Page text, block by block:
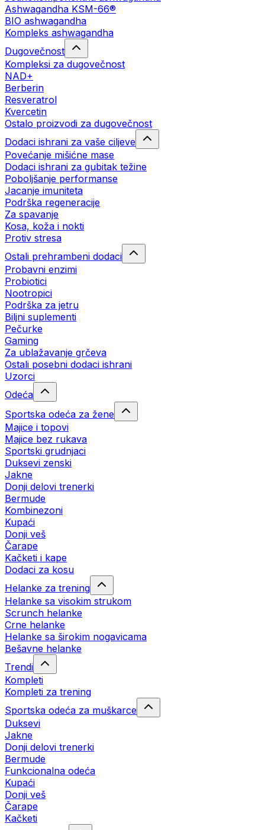
Ashwagandha KSM-66®
BIO ashwagandha
Kompleks ashwagandha
Dugovečnost
Kompleksi za dugovečnost
NAD+
Berberin
Resveratrol
Kvercetin
Ostalo proizvodi za dugovečnost
Dodaci ishrani za vaše ciljeve
Povećanje mišićne mase
Dodaci ishrani za gubitak težine
Poboljšanje performanse
Jacanje imuniteta
Podrška regeneracije
Za spavanje
Kosa, koža i nokti
Protiv stresa
Ostali prehrambeni dodaci
Probavni enzimi
Probiotici
Nootropici
Podrška za jetru
Biljni suplementi
Pečurke
Gaming
Za ublažavanje grčeva
Ostali posebni dodaci ishrani
Uzorci
Odeća
Sportska odeća za žene
Majice i topovi
Majice bez rukava
Sportski grudnjaci
Duksevi zenski
Jakne
Donji delovi trenerki
Bermude
Kombinezoni
Kupaći
Donji veš
Čarape
Kačketi i kape
Dodaci za kosu
Helanke za trening
Helanke sa visokim strukom
Scrunch helanke
Crne helanke
Helanke sa širokim nogavicama
Bešavne helanke
Trendi
Kompleti
Kompleti za trening
Sportska odeća za muškarce
Duksevi
Jakne
Donji delovi trenerki
Bermude
Funkcionalna odeća
Kupaći
Donji veš
Čarape
Kačketi